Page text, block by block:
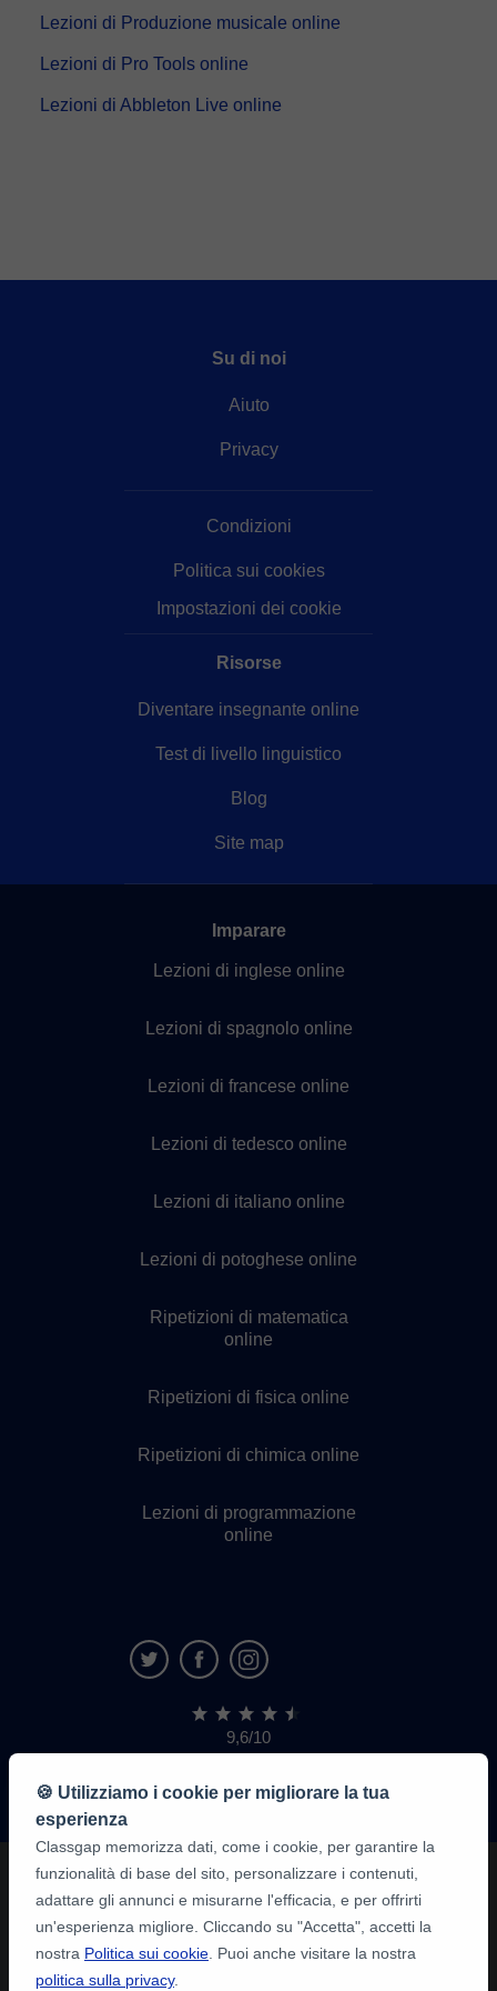
conoscerla:Vedere l'aula virtuale
realizzare il pagamento tramite carta di credito o debito.
- Paypal.
conferma della prenotazione.
Lezioni di Produzione musicale online
Lezioni di Pro Tools online
Lezioni di Abbleton Live online
Su di noi
Aiuto
Privacy
Condizioni
Politica sui cookies
Impostazioni dei cookie
Risorse
Diventare insegnante online
Test di livello linguistico
Blog
Site map
Imparare
Lezioni di inglese online
Lezioni di spagnolo online
Lezioni di francese online
Lezioni di tedesco online
Lezioni di italiano online
Lezioni di potoghese online
Ripetizioni di matematica
online
Ripetizioni di fisica online
Ripetizioni di chimica online
Lezioni di programmazione
online
9,6/10
1.339.284
recensioni
di
alunni
🍪 Utilizziamo i cookie per migliorare la tua
esperienza
Classgap memorizza dati, come i cookie, per garantire la
funzionalità di base del sito, personalizzare i contenuti,
adattare gli annunci e misurarne l'efficacia, e per offrirti
un'esperienza migliore. Cliccando su "Accetta", accetti la
nostra Politica sui cookie . Puoi anche visitare la nostra
politica sulla privacy.